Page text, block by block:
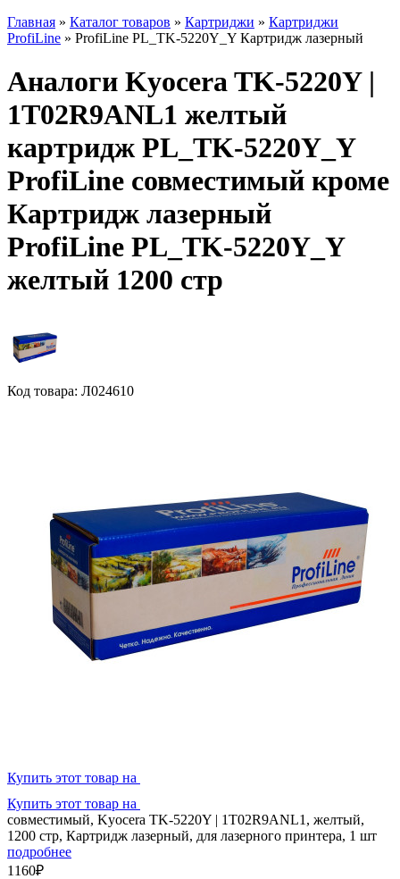
Главная » Каталог товаров » Картриджи » Картриджи
ProfiLine » ProfiLine PL_TK-5220Y_Y Картридж лазерный
Аналоги Kyocera TK-5220Y |
1T02R9ANL1 желтый
картридж PL_TK-5220Y_Y
ProfiLine совместимый кроме
Картридж лазерный
ProfiLine PL_TK-5220Y_Y
желтый 1200 стр
Код товара: Л024610
Купить этот товар на
Купить этот товар на
совместимый, Kyocera TK-5220Y | 1T02R9ANL1, желтый,
1200 стр, Картридж лазерный, для лазерного принтера, 1 шт
подробнее
1160₽